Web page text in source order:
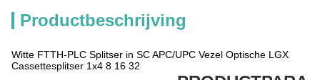
Productbeschrijving
Witte FTTH-PLC Splitser in SC APC/UPC Vezel Optische LGX
Cassettesplitser 1x4 8 16 32